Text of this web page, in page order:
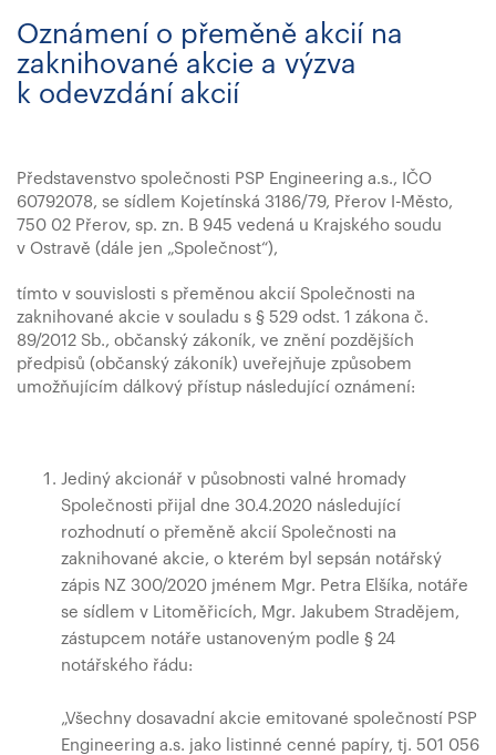
Oznámení o přeměně akcií na
zaknihované akcie a výzva
k odevzdání akcií
Představenstvo společnosti PSP Engineering a.s., IČO
60792078, se sídlem Kojetínská 3186/79, Přerov I-Město,
750 02 Přerov, sp. zn. B 945 vedená u Krajského soudu
v Ostravě (dále jen „Společnost“),
tímto v souvislosti s přeměnou akcií Společnosti na
zaknihované akcie v souladu s § 529 odst. 1 zákona č.
89/2012 Sb., občanský zákoník, ve znění pozdějších
předpisů (občanský zákoník) uveřejňuje způsobem
umožňujícím dálkový přístup následující oznámení:
Jediný akcionář v působnosti valné hromady
Společnosti přijal dne 30.4.2020 následující
rozhodnutí o přeměně akcií Společnosti na
zaknihované akcie, o kterém byl sepsán notářský
zápis NZ 300/2020 jménem Mgr. Petra Elšíka, notáře
se sídlem v Litoměřicích, Mgr. Jakubem Stradějem,
zástupcem notáře ustanoveným podle § 24
notářského řádu:
„Všechny dosavadní akcie emitované společností PSP
Engineering a.s. jako listinné cenné papíry, tj. 501 056